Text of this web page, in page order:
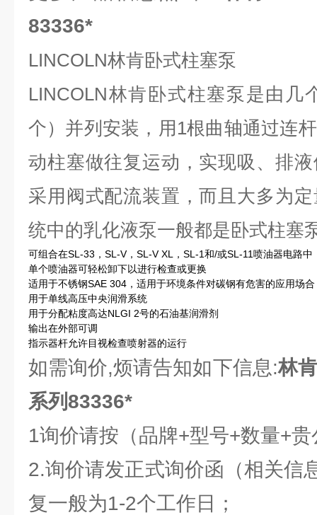
83336*
LINCOLN林肯卧式柱塞泵
LINCOLN林肯卧式柱塞泵是由几
个）并列安装，用1根曲轴通过连
动柱塞做往复运动，实现吸、排
采用阀式配流装置，而且大多为
统中的乳化液泵一般都是卧式柱塞
可组合在SL-33，SL-V，SL-V XL，SL-1和/或SL-11喷油器电路中
单个喷油器可轻松卸下以进行检查或更换
适用于不锈钢SAE 304，适用于环境条件对碳钢有危害的应用场
用于单线高压中央润滑系统
用于分配粘度高达NLGI 2号的石油基润滑剂
输出在外部可调
指示器杆允许目视检查喷射器的运行
如需询价,烦请告知如下信息:林
系列83336*
1询价请按（品牌+型号+数量+
2.询价请发正式询价函（相关信
复一般为1-2个工作日；